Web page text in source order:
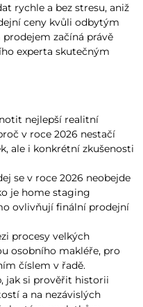
rychle a bez stresu, aniž
ceny kvůli odbytým
začíná právě
experta skutečným
nejlepší realitní
v roce 2026 nestačí
ale i konkrétní zkušenosti
se v roce 2026 neobejde
je home staging
ovlivňují finální prodejní
procesy velkých
osobního makléře, pro
číslem v řadě.
jak si prověřit historii
a na nezávislých